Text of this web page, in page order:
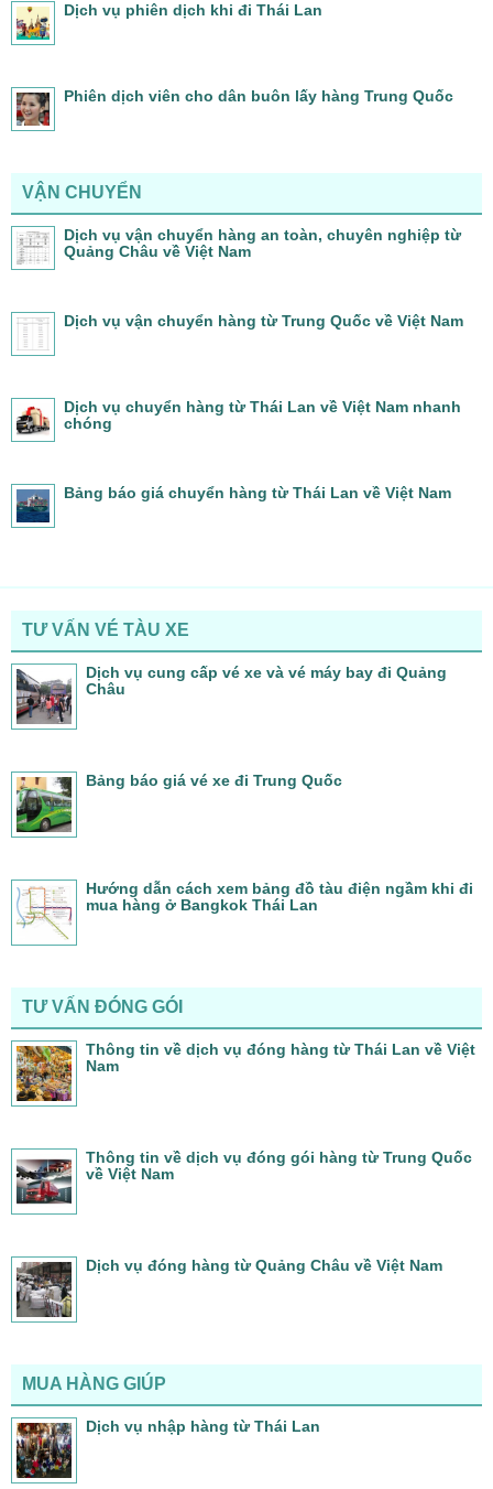
Dịch vụ phiên dịch khi đi Thái Lan
Phiên dịch viên cho dân buôn lấy hàng Trung Quốc
VẬN CHUYỂN
Dịch vụ vận chuyển hàng an toàn, chuyên nghiệp từ
Quảng Châu về Việt Nam
Dịch vụ vận chuyển hàng từ Trung Quốc về Việt Nam
Dịch vụ chuyển hàng từ Thái Lan về Việt Nam nhanh
chóng
Bảng báo giá chuyển hàng từ Thái Lan về Việt Nam
TƯ VẤN VÉ TÀU XE
Dịch vụ cung cấp vé xe và vé máy bay đi Quảng
Châu
Bảng báo giá vé xe đi Trung Quốc
Hướng dẫn cách xem bảng đồ tàu điện ngầm khi đi
mua hàng ở Bangkok Thái Lan
TƯ VẤN ĐÓNG GÓI
Thông tin về dịch vụ đóng hàng từ Thái Lan về Việt
Nam
Thông tin về dịch vụ đóng gói hàng từ Trung Quốc
về Việt Nam
Dịch vụ đóng hàng từ Quảng Châu về Việt Nam
MUA HÀNG GIÚP
Dịch vụ nhập hàng từ Thái Lan